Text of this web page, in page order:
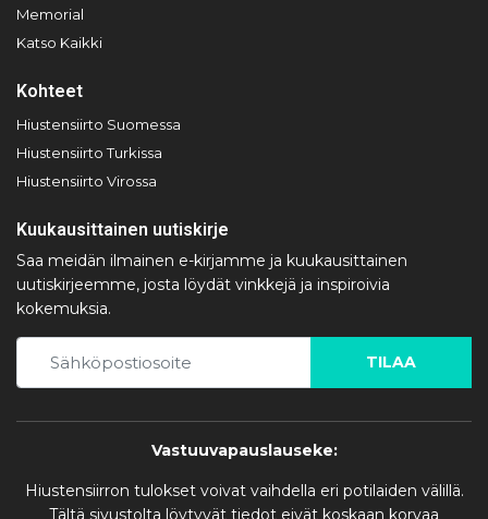
Memorial
Katso Kaikki
Kohteet
Hiustensiirto Suomessa
Hiustensiirto Turkissa
Hiustensiirto Virossa
Kuukausittainen uutiskirje
Saa meidän ilmainen e-kirjamme ja kuukausittainen
uutiskirjeemme, josta löydät vinkkejä ja inspiroivia
kokemuksia.
TILAA
Vastuuvapauslauseke:
Hiustensiirron tulokset voivat vaihdella eri potilaiden välillä.
Tältä sivustolta löytyvät tiedot eivät koskaan korvaa